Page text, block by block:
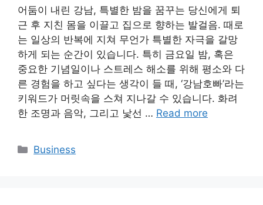
어둠이 내린 강남, 특별한 밤을 꿈꾸는 당신에게 퇴
근 후 지친 몸을 이끌고 집으로 향하는 발걸음. 때로
는 일상의 반복에 지쳐 무언가 특별한 자극을 갈망
하게 되는 순간이 있습니다. 특히 금요일 밤, 혹은
중요한 기념일이나 스트레스 해소를 위해 평소와 다
른 경험을 하고 싶다는 생각이 들 때, ‘강남호빠’라는
키워드가 머릿속을 스쳐 지나갈 수 있습니다. 화려
한 조명과 음악, 그리고 낯선 … Read more
Categories
Business